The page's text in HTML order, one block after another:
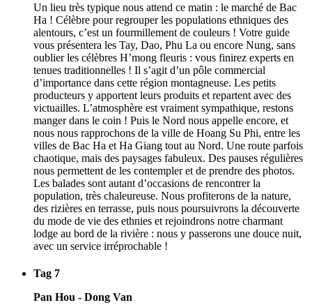
Un lieu très typique nous attend ce matin : le marché de Bac
Ha ! Célèbre pour regrouper les populations ethniques des
alentours, c’est un fourmillement de couleurs ! Votre guide
vous présentera les Tay, Dao, Phu La ou encore Nung, sans
oublier les célèbres H’mong fleuris : vous finirez experts en
tenues traditionnelles ! Il s’agit d’un pôle commercial
d’importance dans cette région montagneuse. Les petits
producteurs y apportent leurs produits et repartent avec des
victuailles. L’atmosphère est vraiment sympathique, restons
manger dans le coin ! Puis le Nord nous appelle encore, et
nous nous rapprochons de la ville de Hoang Su Phi, entre les
villes de Bac Ha et Ha Giang tout au Nord. Une route parfois
chaotique, mais des paysages fabuleux. Des pauses régulières
nous permettent de les contempler et de prendre des photos.
Les balades sont autant d’occasions de rencontrer la
population, très chaleureuse. Nous profiterons de la nature,
des rizières en terrasse, puis nous poursuivrons la découverte
du mode de vie des ethnies et rejoindrons notre charmant
lodge au bord de la rivière : nous y passerons une douce nuit,
avec un service irréprochable !
Tag 7
Pan Hou - Dong Van